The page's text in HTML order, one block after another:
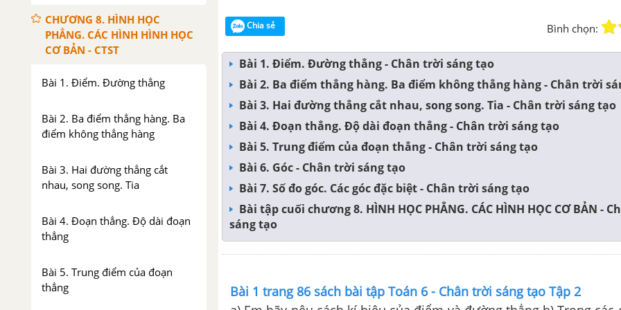
CHƯƠNG 8. HÌNH HỌC
PHẲNG. CÁC HÌNH HÌNH HỌC
CƠ BẢN - CTST
Bài 1. Điểm. Đường thẳng
Bài 2. Ba điểm thẳng hàng. Ba
điểm không thẳng hàng
Bài 3. Hai đường thẳng cắt
nhau, song song. Tia
Bài 4. Đoạn thẳng. Độ dài đoạn
thẳng
Bài 5. Trung điểm của đoạn
thẳng
Chia sẻ Bình chọn:
Bài 1. Điểm. Đường thẳng - Chân trời sáng tạo
Bài 2. Ba điểm thẳng hàng. Ba điểm không thẳng hàng - Chân trời
Bài 3. Hai đường thẳng cắt nhau, song song. Tia - Chân trời sáng tạo
Bài 4. Đoạn thẳng. Độ dài đoạn thẳng - Chân trời sáng tạo
Bài 5. Trung điểm của đoạn thẳng - Chân trời sáng tạo
Bài 6. Góc - Chân trời sáng tạo
Bài 7. Số đo góc. Các góc đặc biệt - Chân trời sáng tạo
Bài tập cuối chương 8. HÌNH HỌC PHẲNG. CÁC HÌNH HỌC CƠ BẢN -
sáng tạo
Bài 1 trang 86 sách bài tập Toán 6 - Chân trời sáng tạo Tập 2